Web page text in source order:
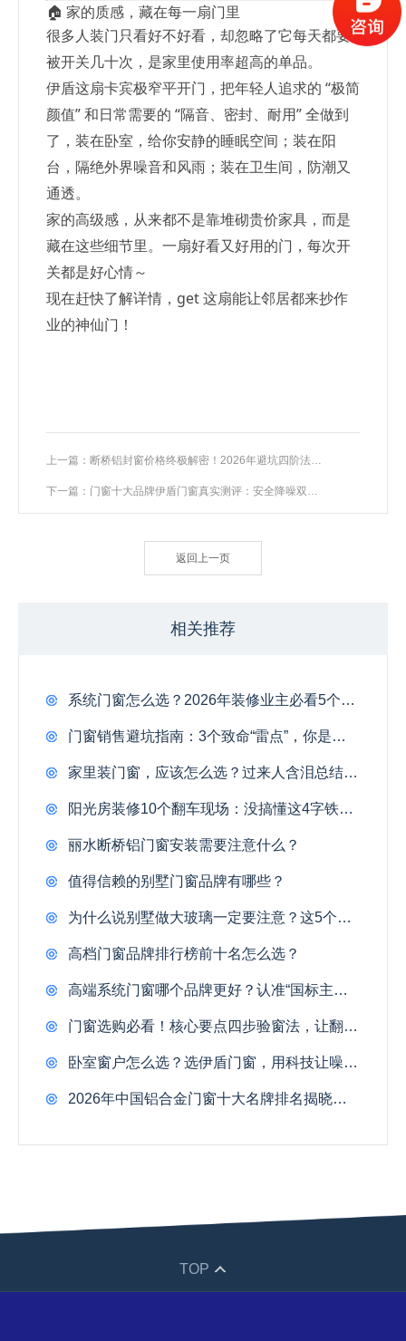
🏠 家的质感，藏在每一扇门里
很多人装门只看好不好看，却忽略了它每天都要
被开关几十次，是家里使用率超高的单品。
伊盾这扇卡宾极窄平开门，把年轻人追求的 “极简
颜值” 和日常需要的 “隔音、密封、耐用” 全做到
了，装在卧室，给你安静的睡眠空间；装在阳
台，隔绝外界噪音和风雨；装在卫生间，防潮又
通透。
家的高级感，从来都不是靠堆砌贵价家具，而是
藏在这些细节里。一扇好看又好用的门，每次开
关都是好心情～
现在赶快了解详情，get 这扇能让邻居都来抄作
业的神仙门！
上一篇：断桥铝封窗价格终极解密！2026年避坑四阶法则，省下30%冤枉钱
下一篇：门窗十大品牌伊盾门窗真实测评：安全降噪双冠王的硬核实力
返回上一页
相关推荐
系统门窗怎么选？2026年装修业主必看5个硬指标
门窗销售避坑指南：3个致命“雷点”，你是不是也在把订单推给对手？
家里装门窗，应该怎么选？过来人含泪总结：只看价格不看这3处，入住半年全得换！
阳光房装修10个翻车现场：没搞懂这4字铁律，多花8万照样成摆设！
丽水断桥铝门窗安装需要注意什么？
值得信赖的别墅门窗品牌有哪些？
为什么说别墅做大玻璃一定要注意？这5个致命隐患，90%的业主装完才后悔！
高档门窗品牌排行榜前十名怎么选？
高端系统门窗哪个品牌更好？认准“国标主编”级实力，告别伪系统！
门窗选购必看！核心要点四步验窗法，让翻车率归零！
卧室窗户怎么选？选伊盾门窗，用科技让噪音归零！
2026年中国铝合金门窗十大名牌排名揭晓！四维认证淘汰37%品牌
TOP